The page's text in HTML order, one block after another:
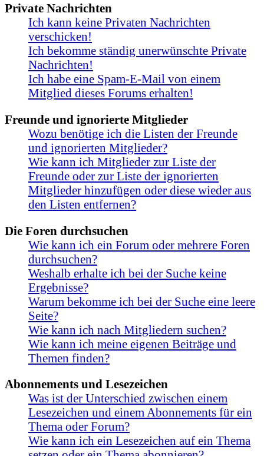
Private Nachrichten
Ich kann keine Privaten Nachrichten
verschicken!
Ich bekomme ständig unerwünschte Private
Nachrichten!
Ich habe eine Spam-E-Mail von einem
Mitglied dieses Forums erhalten!
Freunde und ignorierte Mitglieder
Wozu benötige ich die Listen der Freunde
und ignorierten Mitglieder?
Wie kann ich Mitglieder zur Liste der
Freunde oder zur Liste der ignorierten
Mitglieder hinzufügen oder diese wieder aus
den Listen entfernen?
Die Foren durchsuchen
Wie kann ich ein Forum oder mehrere Foren
durchsuchen?
Weshalb erhalte ich bei der Suche keine
Ergebnisse?
Warum bekomme ich bei der Suche eine leere
Seite?
Wie kann ich nach Mitgliedern suchen?
Wie kann ich meine eigenen Beiträge und
Themen finden?
Abonnements und Lesezeichen
Was ist der Unterschied zwischen einem
Lesezeichen und einem Abonnements für ein
Thema oder Forum?
Wie kann ich ein Lesezeichen auf ein Thema